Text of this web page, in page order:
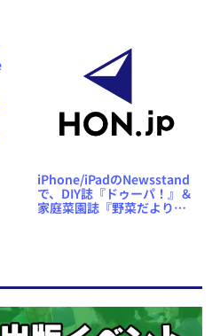
iPhone/iPadのNewsstand
で、DIY誌『ドゥーパ！』＆
家庭菜園誌『野菜だより』